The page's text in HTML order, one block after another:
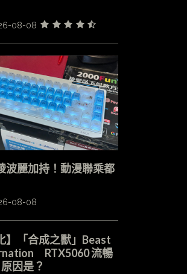
08-08
波麗加持！動漫聯乘都
08-08
】「合成之獸」Beast
RTX5060 流暢
因是？